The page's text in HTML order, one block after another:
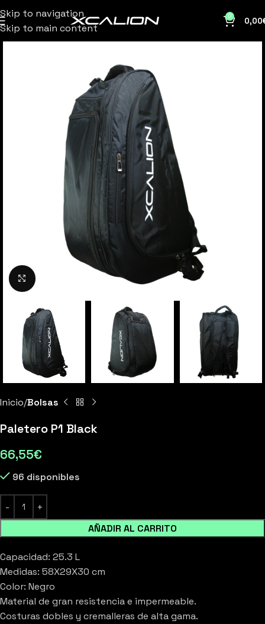
Skip to navigation
Skip to main content
0 0,00
Clic para ampliar
Inicio Bolsas
Paletero P1 Black
66,55€
96 disponibles
AÑADIR AL CARRITO
Capacidad: 25.3 L
Medidas: 58X29X30 cm
Color: Negro
Material de gran resistencia e impermeable.
Costuras dobles y cremalleras de alta gama.